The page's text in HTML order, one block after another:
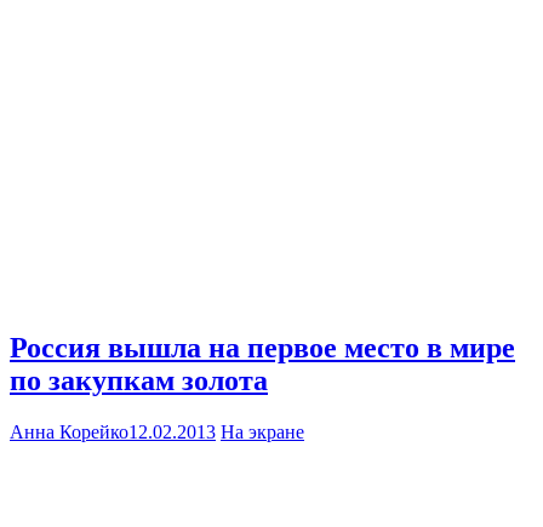
Россия вышла на первое место в мире
по закупкам золота
Анна Корейко12.02.2013 На экране